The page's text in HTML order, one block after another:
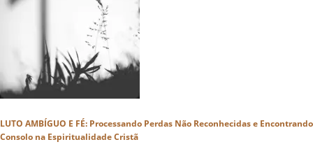
LUTO AMBÍGUO E FÉ: Processando Perdas Não Reconhecidas e Encontrando
Consolo na Espiritualidade Cristã